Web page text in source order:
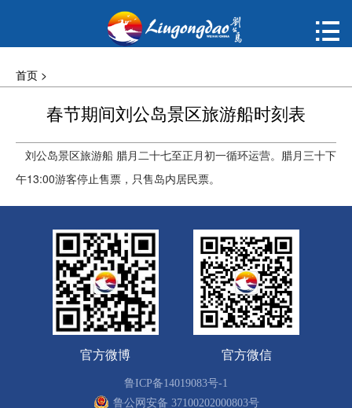
动态
ENGLISH
한국어

首页 >
春节期间刘公岛景区旅游船时刻表
刘公岛景区旅游船 腊月二十七至正月初一循环运营。腊月三十下
午13:00游客停止售票，只售岛内居民票。
官方微博 官方微信
鲁ICP备14019083号-1
鲁公网安备 37100202000803号